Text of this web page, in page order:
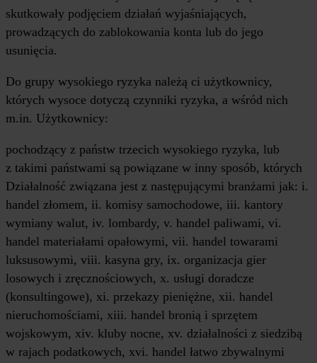
skutkowały podjęciem działań wyjaśniających,
prowadzących do zablokowania konta lub do jego
usunięcia.
Do grupy wysokiego ryzyka należą ci użytkownicy,
których wysoce dotyczą czynniki ryzyka, a wśród nich
m.in. Użytkownicy:
pochodzący z państw trzecich wysokiego ryzyka, lub
z takimi państwami są powiązane w inny sposób, których
Działalność związana jest z następującymi branżami jak: i.
handel złomem, ii. komisy samochodowe, iii. kantory
wymiany walut, iv. lombardy, v. handel paliwami, vi.
handel materiałami opałowymi, vii. handel towarami
luksusowymi, viii. kasyna gry, ix. organizacja gier
losowych i zręcznościowych, x. usługi doradcze
(konsultingowe), xi. przekazy pieniężne, xii. handel
nieruchomościami, xiii. handel bronią i sprzętem
wojskowym, xiv. kluby nocne, xv. działalności z siedzibą
w rajach podatkowych, xvi. handel łatwo zbywalnymi